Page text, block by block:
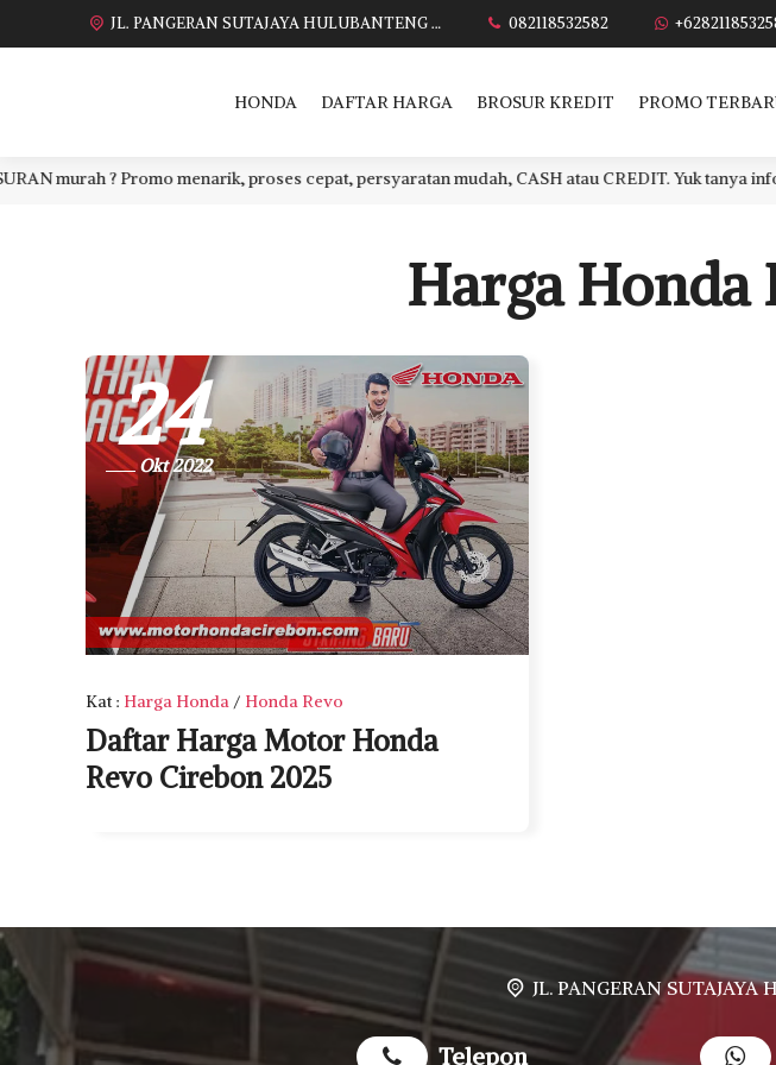
JL. PANGERAN SUTAJAYA HULUBANTENG LOR PABUARAN CIREBON TIMUR, Ds. Babakan gebang cirebon Gebang udik cirebon Ciledug cirebon Karang wareng cirebon 082118532582
HONDA DAFTAR HARGA BROSUR KREDIT PROMO
murah ? Promo menarik, proses cepat, persyaratan mudah, CASH atau CREDIT. Yuk tanya infonya
Harga Honda
24
Okt 2022
Kat : Harga Honda / Honda Revo
Daftar Harga Motor Honda
Revo Cirebon 2025
JL. PANGERAN SUTAJAYA HULUBANTENG LOR PABUARAN
Telepon